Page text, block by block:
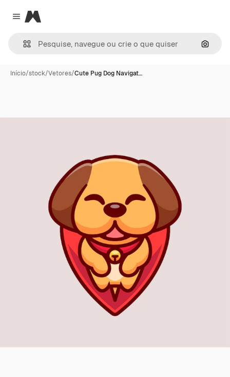
Close menu
Magnific
Início/stock/Vetores/Cute Pug Dog Navigat…